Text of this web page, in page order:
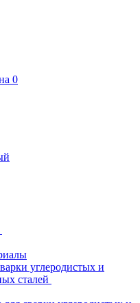
0
углеродистых и
сталей